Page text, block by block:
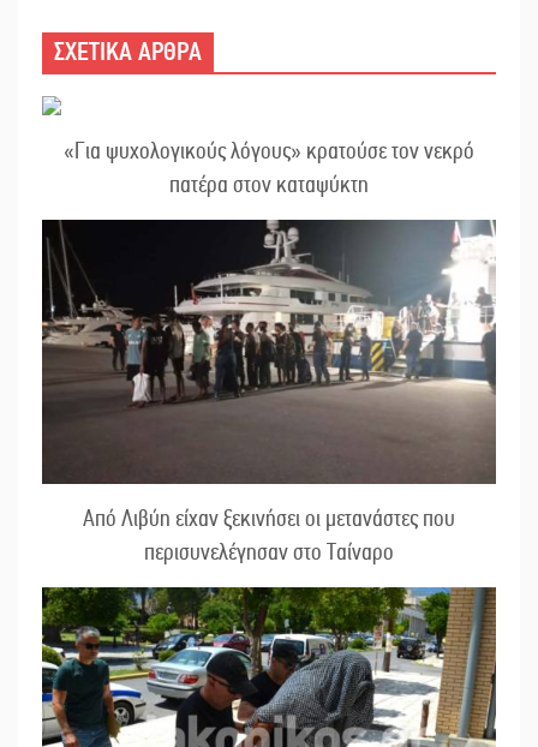
ΣΧΕΤΙΚΑ ΑΡΘΡΑ
«Για ψυχολογικούς λόγους» κρατούσε τον νεκρό
πατέρα στον καταψύκτη
Από Λιβύη είχαν ξεκινήσει οι μετανάστες που
περισυνελέγησαν στο Ταίναρο